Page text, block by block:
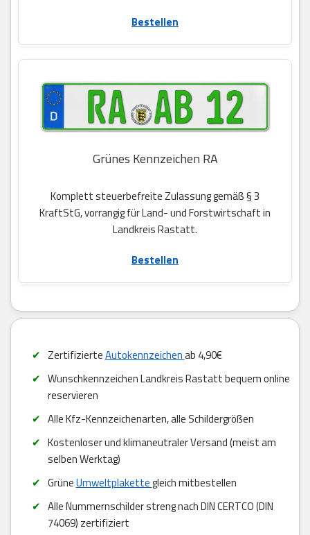
Bestellen
Grünes Kennzeichen RA
Komplett steuerbefreite Zulassung gemäß § 3
KraftStG, vorrangig für Land- und Forstwirtschaft in
Landkreis Rastatt.
Bestellen
ZertifizierteAutokennzeichenab 4,90€
Wunschkennzeichen Landkreis Rastatt bequem online
reservieren
Alle Kfz-Kennzeichenarten, alle Schildergrößen
Kostenloser und klimaneutraler Versand (meist am
selben Werktag)
GrüneUmweltplakettegleich mitbestellen
Alle Nummernschilder streng nach DIN CERTCO (DIN
74069) zertifiziert